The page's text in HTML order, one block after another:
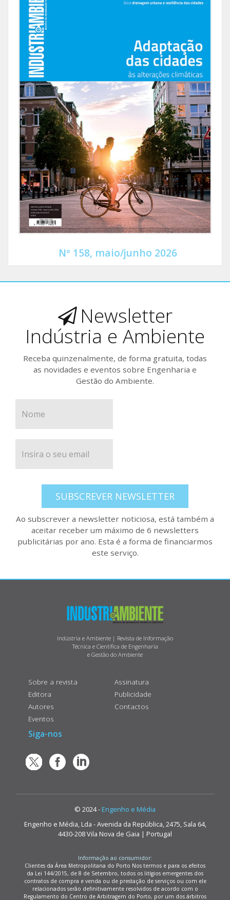
Nº 158, maio/junho 2026
Newsletter
Indústria e Ambiente
Receba quinzenalmente, de forma gratuita, todas
as novidades e eventos sobre Engenharia e
Gestão do Ambiente.
SUBSCREVER NEWSLETTER
Ao subscrever a newsletter noticiosa, está também a
aceitar receber um máximo de 6 newsletters
publicitárias por ano. Esta é a forma de financiarmos
este serviço.
Indústria e Ambiente | Revista de Informação
Técnica e Científica de Engenharia
e Gestão do Ambiente
Sobre a revista
Editora
Autores
Eventos
Assinatura
Publicidade
Contactos
Siga-nos
© 2024 - Engenho e Média
Engenho e Média, Lda - Avenida da República, 2475, Sala 64,
4430-208 Vila Nova de Gaia | Portugal
Informação ao consumidor:
Clientes da Área Metropolitana do Porto Nos termos e para os efeitos
da Lei 144/2015, de 8 de Setembro, todos os litígios emergentes dos
contratos de compra e venda ou de prestação de serviços ou com ele
relacionados serão definitivamente resolvidos de acordo com o
Regulamento do Centro de Arbitragem do Porto, por um dos árbitros